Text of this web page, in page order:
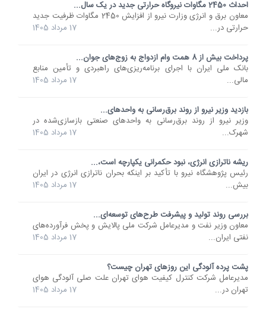
احداث 2450 مگاوات نیروگاه حرارتی جدید در یک سال...
معاون برق و انرژی وزارت نیرو از افزایش 2450 مگاوات ظرفیت جدید
حرارتی در...
17 مرداد 1405
پرداخت بیش از 8 همت وام ازدواج به زوج‌های جوان...
بانک ملی ایران با اجرای برنامه‌ریزی‌های راهبردی و تأمین منابع
مالی...
17 مرداد 1405
بازدید وزیر نیرو از روند برق‌رسانی به واحدهای...
وزیر نیرو از روند برق‌رسانی به واحدهای صنعتی بازسازی‌شده در
شهرک...
17 مرداد 1405
ریشه ناترازی انرژی، نبود حکمرانی یکپارچه است،...
رئیس پژوهشگاه نیرو با تأکید بر اینکه بحران ناترازی انرژی در ایران
بیش...
17 مرداد 1405
بررسی روند تولید و پیشرفت طرح‌های توسعه‌ای...
معاون وزیر نفت و مدیرعامل شرکت ملی پالایش و پخش فرآورده‌های
نفتی ایران...
17 مرداد 1405
پشت پرده آلودگی این روزهای تهران چیست؟
مدیرعامل شرکت کنترل کیفیت هوای تهران علت صلی آلودگی هوای
تهران در...
17 مرداد 1405